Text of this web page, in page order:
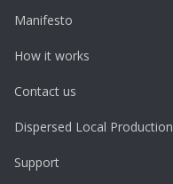
Manifesto
How it works
Contact us
Dispersed Local Production
Support